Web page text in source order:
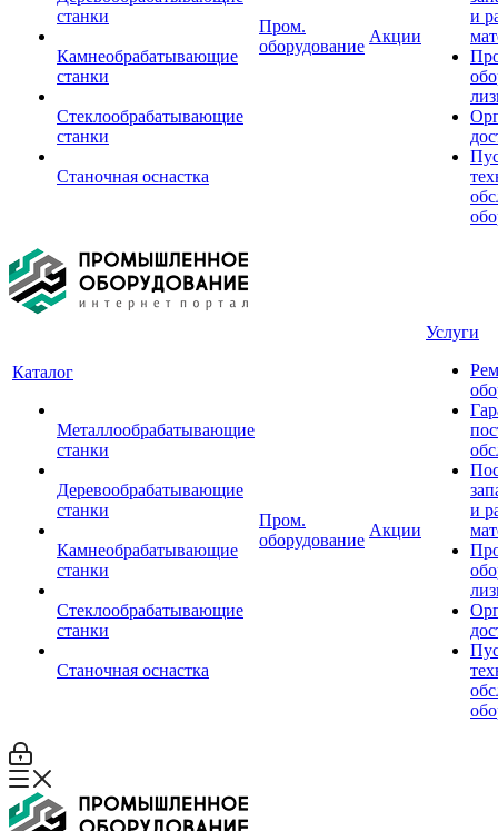
станки
Камнеобрабатывающие
станки
Стеклообрабатывающие
станки
Станочная оснастка
Пром.
оборудование
Акции
и
Каталог
Металлообрабатывающие
станки
Деревообрабатывающие
станки
Камнеобрабатывающие
станки
Стеклообрабатывающие
станки
Станочная оснастка
Пром.
оборудование
Акции
Услуги
и